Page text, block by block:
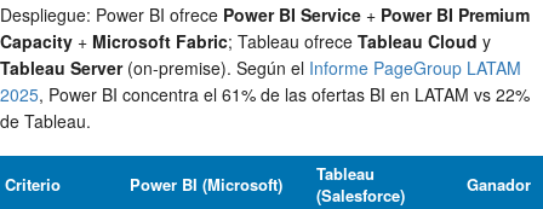
Despliegue: Power BI ofrece Power BI Service + Power BI Premium
Capacity + Microsoft Fabric; Tableau ofrece Tableau Cloud y
Tableau Server(on-premise). Según el Informe PageGroup LATAM
2025, Power BI concentra el 61% de las ofertas BI en LATAM vs 22%
de Tableau.
Criterio Power BI (Microsoft)
Tableau
(Salesforce)
Ganador